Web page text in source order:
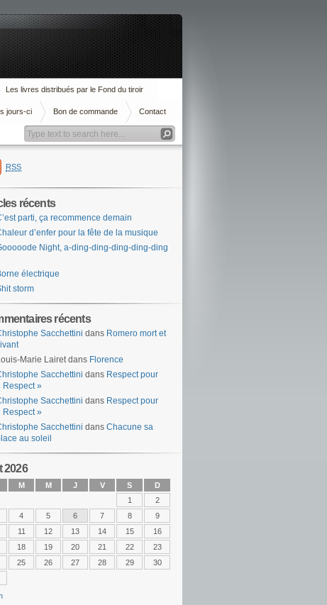
Les livres distribués par le Fond du tiroir
jours-ci Bon de commande Contact
RSS
récents
parti, ça recommence demain
d’enfer pour la fête de la musique
Night, a-ding-ding-ding-ding-ding
électrique
storm
récents
Sacchettini dans Romero mort et
Marie Lairetdans Florence
Sacchettini dans Respect pour
Respect »
Sacchettini dans Respect pour
Respect »
Sacchettini dans Chacune sa
au soleil
2026
M M J V S D
1
2
4 5 6 7 8
9
11 12 13 14 15
16
18 19 20 21 22
23
25 26 27 28 29
30